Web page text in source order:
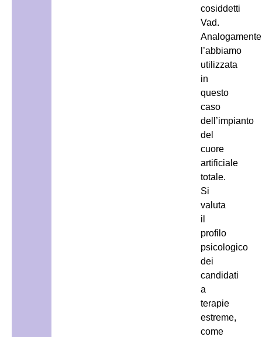
cosiddetti
Vad.
Analogamente
l’abbiamo
utilizzata
in
questo
caso
dell’impianto
del
cuore
artificiale
totale.
Si
valuta
il
profilo
psicologico
dei
candidati
a
terapie
estreme,
come